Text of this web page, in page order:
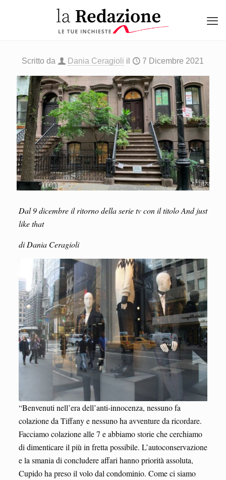
Scritto da Dania Ceragioli il 7 Dicembre 2021
Dal 9 dicembre il ritorno della serie tv con il titolo And just
like that
di Dania Ceragioli
“Benvenuti nell’era dell’anti-innocenza, nessuno fa
colazione da Tiffany e nessuno ha avventure da ricordare.
Facciamo colazione alle 7 e abbiamo storie che cerchiamo
di dimenticare il più in fretta possibile. L’autoconservazione
e la smania di concludere affari hanno priorità assoluta,
Cupido ha preso il volo dal condominio. Come ci siamo